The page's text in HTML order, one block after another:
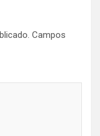
Campos